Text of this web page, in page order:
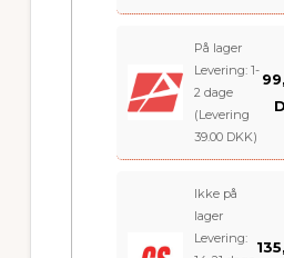
På lager
Levering: 1-
2 dage
(Levering
39.00 DKK)
Ikke på
lager
Levering: